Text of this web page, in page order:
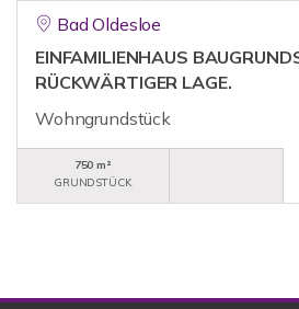
Bad Oldesloe
EINFAMILIENHAUS
RÜCKWÄRTIGER LAGE.
Wohngrundstück
750 m²
GRUNDSTÜCK